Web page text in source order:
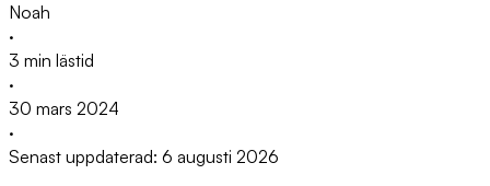
Noah
·
3 min lästid
·
30 mars 2024
·
Senast uppdaterad: 6 augusti 2026